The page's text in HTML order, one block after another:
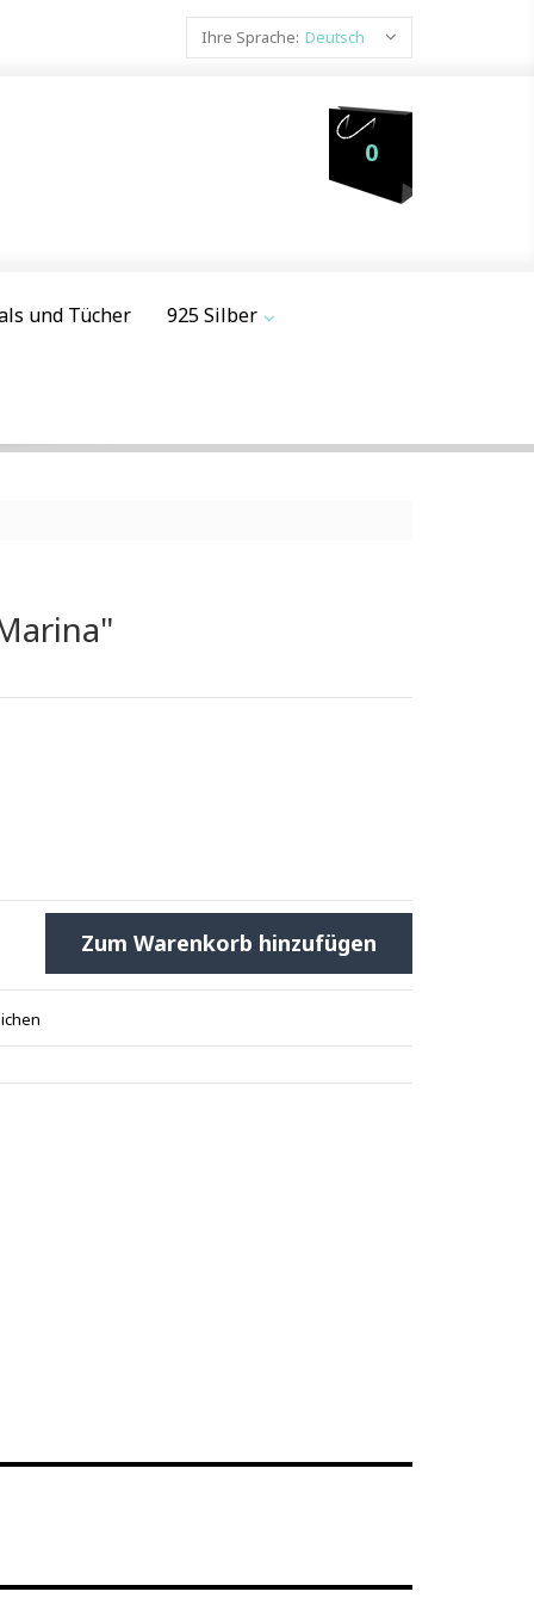
Ihre Sprache: Deutsch
0
und Tücher 925 Silber
Zum Warenkorb hinzufügen